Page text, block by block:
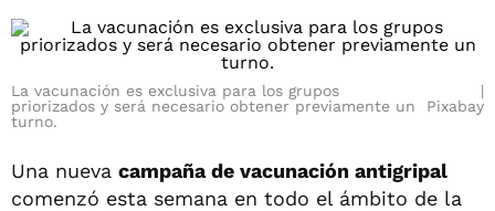
La vacunación es exclusiva para los grupos
priorizados y será necesario obtener previamente un
turno.
Pixabay
Una nueva campaña de vacunación antigripal
comenzó esta semana en todo el ámbito de la